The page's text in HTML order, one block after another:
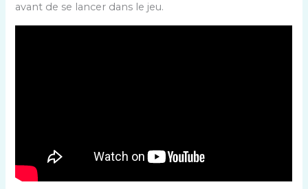
avant de se lancer dans le jeu.